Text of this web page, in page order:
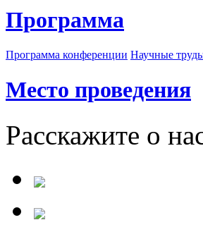
Программа
Программа конференции Научные
Место проведения
Расскажите о